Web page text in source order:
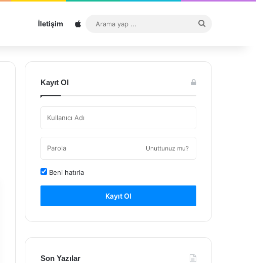
İletişim Sitemap
...
Kayıt Ol
Unuttunuz mu?
Beni hatırla
Kayıt Ol
Son Yazılar